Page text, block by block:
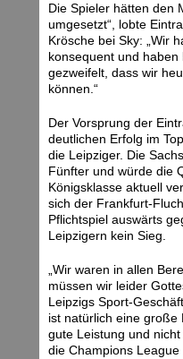
Die Spieler hätten den
umgesetzt“, lobte
Krösche bei Sky: „Wir
konsequent und
gezweifelt, dass wir
können.“
Der Vorsprung der
deutlichen Erfolg im
die Leipziger. Die
Fünfter und würde die
Königsklasse aktuell
sich der Frankfurt-
Pflichtspiel auswärts
Leipzigern kein Sieg.
„Wir waren in allen
müssen wir leider
Leipzigs Sport-
ist natürlich eine große
gute Leistung und
die Champions League